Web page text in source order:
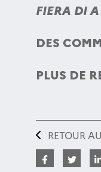
FIERA DI
DES
PLUS DE
RETOUR